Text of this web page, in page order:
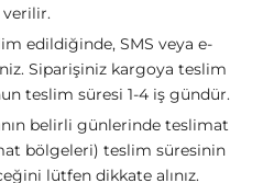
verilir.
edildiğinde, SMS veya e-
Siparişiniz kargoya teslim
teslim süresi 1-4 iş gündür.
belirli günlerinde teslimat
bölgeleri) teslim süresinin
lütfen dikkate alınız.